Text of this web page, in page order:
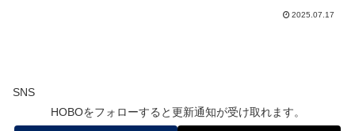
2025.07.17
SNS
HOBOをフォローすると更新通知が受け取れます。